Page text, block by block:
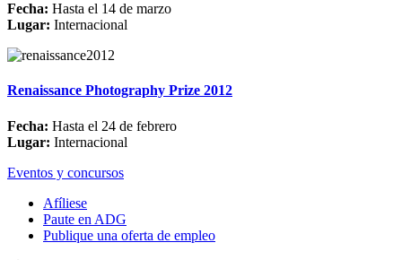
Fecha: Hasta el 14 de marzo
Lugar: Internacional
Renaissance Photography Prize 2012
Fecha: Hasta el 24 de febrero
Lugar: Internacional
Eventos y concursos
Afíliese
Paute en ADG
Publique una oferta de empleo